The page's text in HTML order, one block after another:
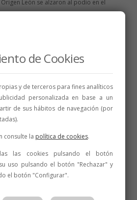
León se alzaron al podio en el
Y CONVENCIONES ,
llevan los vinos
a Trobajo del
una feria que
Andrés
actividades de enoaventura, foodtrucks,
gran paella popular completan un
los públicos. Muchos y muy buenos
de Cookies
y de terceros para fines analíticos
personalizada en base a un
de sus hábitos de navegación (por
consulte la política de cookies.
las cookies pulsando el botón
uso pulsando el botón "Rechazar" y
el botón "Configurar".